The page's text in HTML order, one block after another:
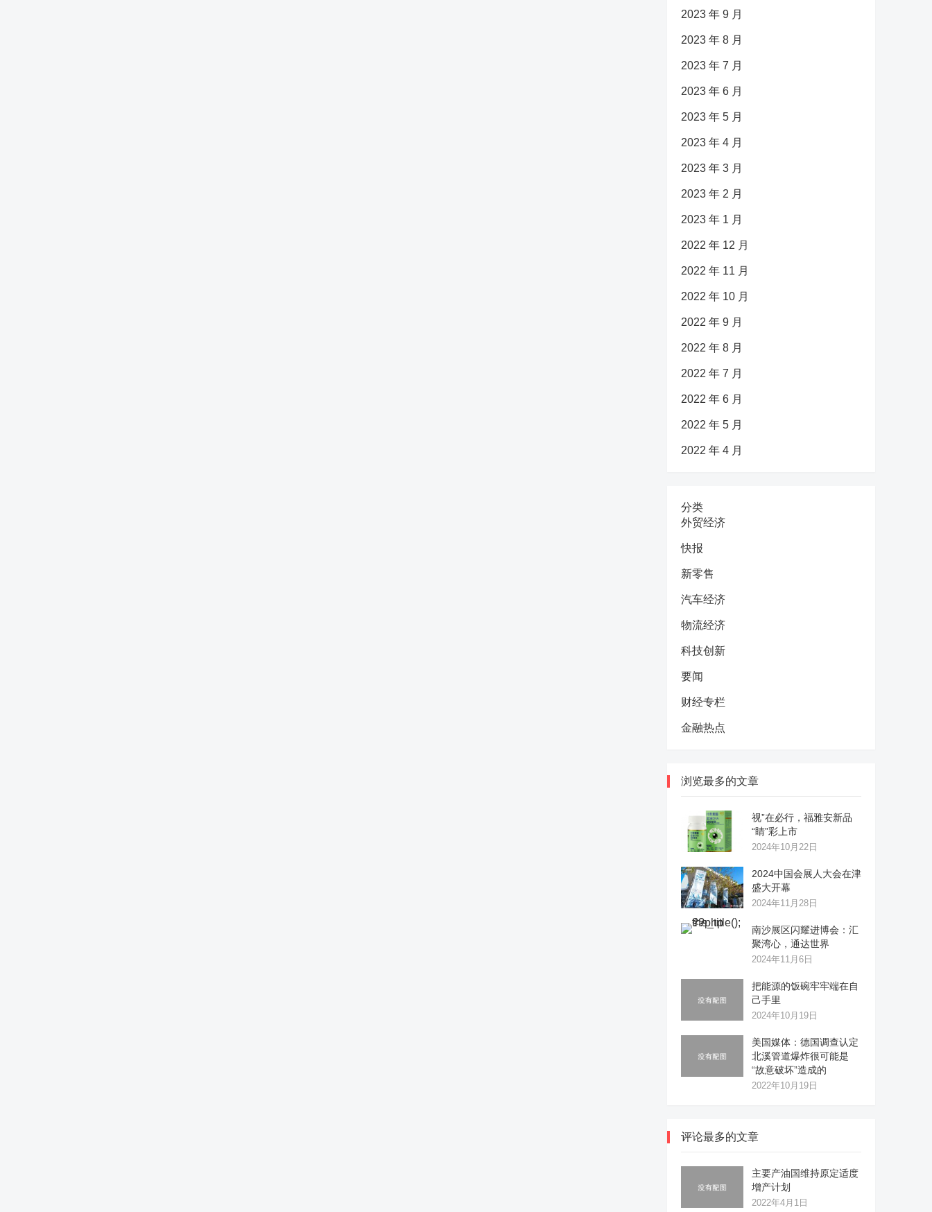
2023 年 9 月
2023 年 8 月
2023 年 7 月
2023 年 6 月
2023 年 5 月
2023 年 4 月
2023 年 3 月
2023 年 2 月
2023 年 1 月
2022 年 12 月
2022 年 11 月
2022 年 10 月
2022 年 9 月
2022 年 8 月
2022 年 7 月
2022 年 6 月
2022 年 5 月
2022 年 4 月
分类
外贸经济
快报
新零售
汽车经济
物流经济
科技创新
要闻
财经专栏
金融热点
浏览最多的文章
视”在必行，福雅安新品
“睛”彩上市
2024年10月22日
2024中国会展人大会在津
盛大开幕
2024年11月28日
南沙展区闪耀进博会：汇
聚湾心，通达世界
2024年11月6日
把能源的饭碗牢牢端在自
己手里
2024年10月19日
美国媒体：德国调查认定
北溪管道爆炸很可能是
“故意破坏”造成的
2022年10月19日
评论最多的文章
主要产油国维持原定适度
增产计划
2022年4月1日